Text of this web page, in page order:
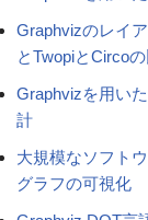
Graphvizのレイ
とTwopiとCirco
Graphvizを用い
計
大規模なソフト
グラフの可視化